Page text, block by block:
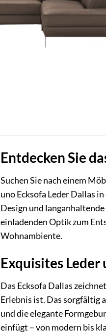
Entdecken Sie
Suchen Sie nach einem
uno Ecksofa Leder Dallas
Design und
einladenden Optik zum
Wohnambiente.
Exquisites Leder
Das Ecksofa Dallas
Erlebnis ist. Das sorgfältig
und die elegante
einfügt – von modern bis